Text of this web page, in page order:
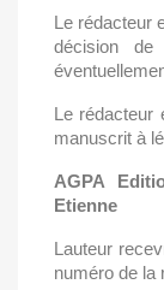
Le rédacteur
décision
Le rédacteur
manuscrit à
AGPA
Etienne
Lauteur
numéro de la